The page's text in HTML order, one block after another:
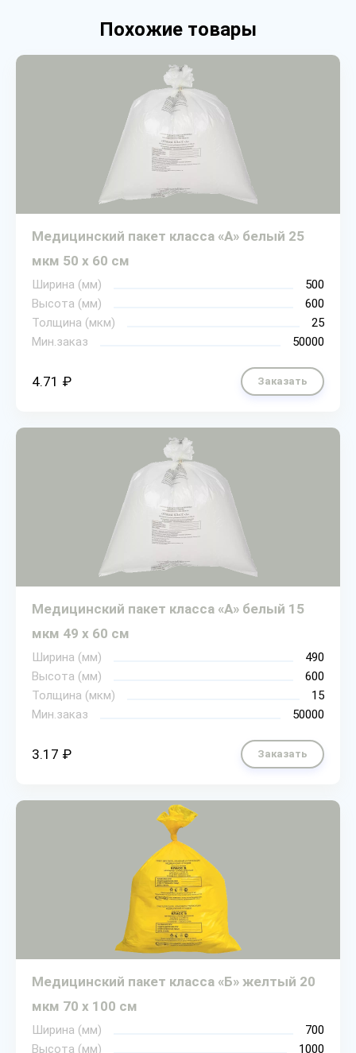
Похожие товары
Медицинский пакет класса «А» белый 25
мкм 50 х 60 см
Ширина (мм)
500
Высота (мм)
600
Толщина (мкм)
25
Мин.заказ
50000
4.71 ₽ Заказать
Медицинский пакет класса «А» белый 15
мкм 49 х 60 см
Ширина (мм)
490
Высота (мм)
600
Толщина (мкм)
15
Мин.заказ
50000
3.17 ₽ Заказать
Медицинский пакет класса «Б» желтый 20
мкм 70 х 100 см
Ширина (мм)
700
Высота (мм)
1000